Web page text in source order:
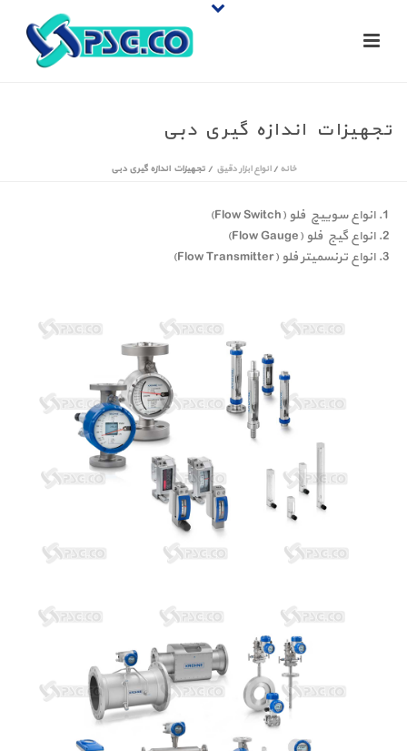
تجهیزات اندازه گیری دبی
خانه /انواع ابزار دقیق / تجهیزات اندازه گیری دبی
انواع سوییچ فلو (Flow Switch)
انواع گیج فلو (Flow Gauge)
انواع ترنسمیتر فلو (Flow Transmitter)